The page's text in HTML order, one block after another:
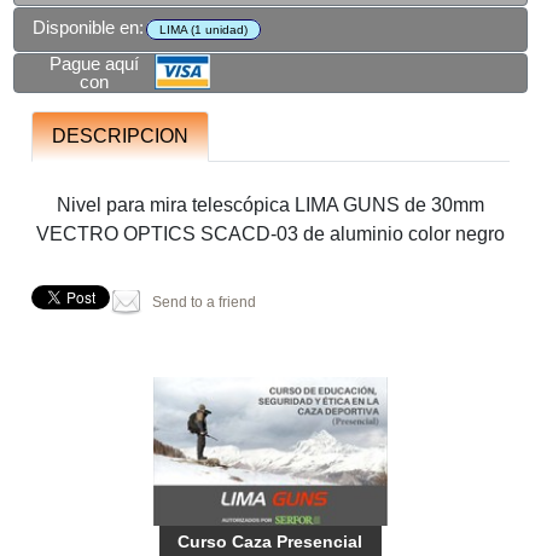
Disponible en: LIMA (1 unidad)
Pague aquí
con
DESCRIPCION
Nivel para mira telescópica LIMA GUNS de 30mm
VECTRO OPTICS SCACD-03 de aluminio color negro
Send to a friend
Curso Caza Presencial